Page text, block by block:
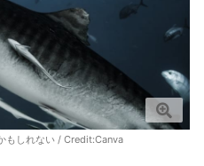
もしれない / Credit:Canva